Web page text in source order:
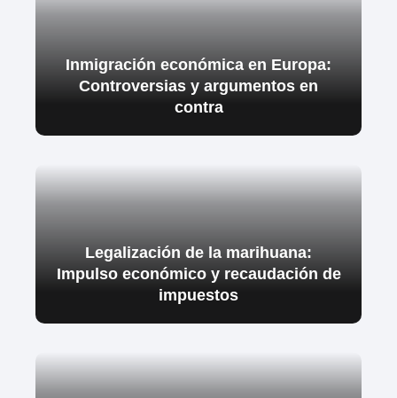
Inmigración económica en Europa:
Controversias y argumentos en
contra
Legalización de la marihuana:
Impulso económico y recaudación de
impuestos